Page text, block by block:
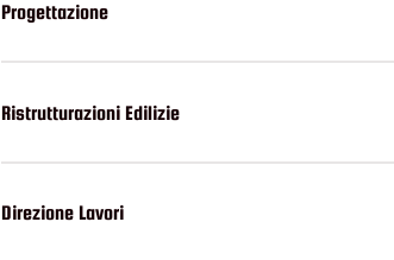
Progettazione
Ristrutturazioni Edilizie
Direzione Lavori